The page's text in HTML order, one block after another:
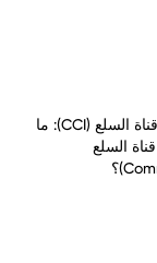
ما هي استراتيجية مؤشر قناة السلع (CCI): ما
السلع